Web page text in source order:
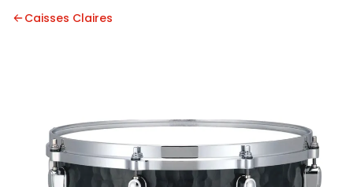
Caisses Claires